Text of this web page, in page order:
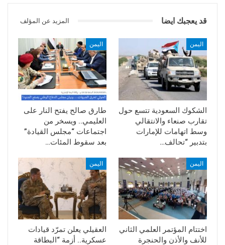
قد يعجبك ايضا المزيد عن المؤلف
اليمن
الشكوك السعودية تتسع حول
تقارب صنعاء والانتقالي
وسط اتهامات للإمارات
بتدبير “تحالف…
اليمن
طارق صالح يفتح النار على
العليمي.. ويسخر من
اجتماعات “مجلس القيادة”
بعد سقوط المئات…
اليمن
اختتام المؤتمر العلمي الثاني
للأنف والأذن والحنجرة
اليمن
العقيلي يعلن تمرّد قيادات
عسكرية.. أزمة “البطاقة